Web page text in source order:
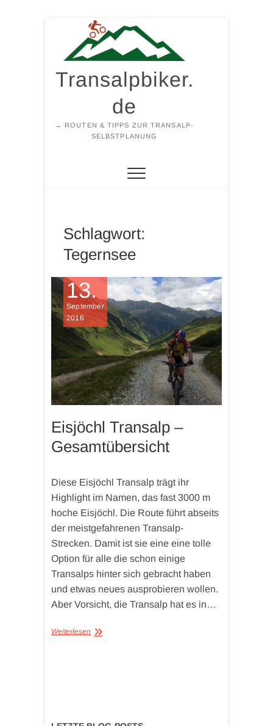
springen
Transalpbiker.
de
→ ROUTEN & TIPPS ZUR TRANSALP-
SELBSTPLANUNG
Schlagwort:
Tegernsee
13.
September
2016
Eisjöchl Transalp –
Gesamtübersicht
Diese Eisjöchl Transalp trägt ihr
Highlight im Namen, das fast 3000 m
hoche Eisjöchl. Die Route führt abseits
der meistgefahrenen Transalp-
Strecken. Damit ist sie eine eine tolle
Option für alle die schon einige
Transalps hinter sich gebracht haben
und etwas neues ausprobieren wollen.
Aber Vorsicht, die Transalp hat es in…
Weiterlesen